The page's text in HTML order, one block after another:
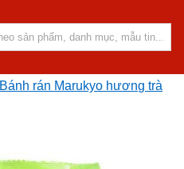
Bánh rán Marukyo hương trà